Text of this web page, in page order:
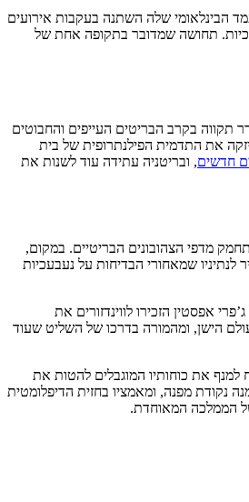
הבינלאומי שלה השתנה בעקבות אירועים
של המשכיות. תחושה שמדובר בתקופה אחת של
במידת מה ליציבותה היחסית של המונרכיה הבריטית במהלך כמה מהאירועים הסוערים ביותר שעברו על בריטניה. טקס ההכתרה של המלכה הצעירה ב-1953 עורר תקווה בקרב הבריטים העייפים והחבוטים
את התדמית הפילנתרופית של בית
חדשים, ובריטניה עתידה עוד לשנות את
מדפי הצהובונים הבריטיים. במקום,
לנתיניו שמאחורי הבדיחות על נעבעכיות
אפסטין הזכירו לווינדזורים את
הישן, ומהמורה בדרכו של השליט שעוד
למנף את כוחותיו המוגבלים להטות את
נקודת מפנה, ומאמציו בחזית הדיפלומטית
הממלכה המאוחדת.